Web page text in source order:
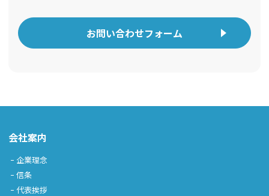
お問い合わせフォーム
会社案内
企業理念
信条
代表挨拶